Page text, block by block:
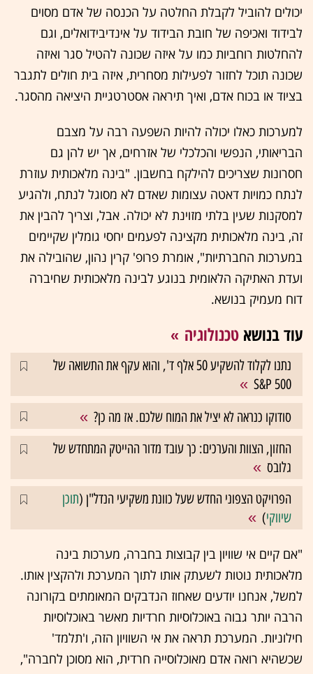
יכולים להוביל לקבלת החלטה על הכנסה של אדם מסוים
לבידוד ואכיפה של חובת הבידוד על אינדיבידואלים, וגם
להחלטות רוחביות כמו על איזה שכונה להטיל סגר ואיזה
שכונה תוכל לחזור לפעילות מסחרית, איזה בית חולים לתגבר
בציוד או בכוח אדם, ואיך תיראה אסטרטגיית היציאה מהסגר.
למערכות כאלו יכולה להיות השפעה רבה על מצבם
הבריאותי, הנפשי והכלכלי של אזרחים, אך יש להן גם
חסרונות שצריכים להילקח בחשבון. "בינה מלאכותית עוזרת
לנתח כמויות דאטה עצומות שאדם לא מסוגל לנתח, ולהגיע
למסקנות שעין בלתי מזוינת לא יכולה. אבל, וצריך להבין את
זה, בינה מלאכותית מקצינה לפעמים יחסי גומלין שקיימים
במערכות החברתיות", אומרת פרופ' קרין נהון, שהובילה את
ועדת האתיקה הלאומית בנוגע לבינה מלאכותית שחיברה
דוח מעמיק בנושא.
עוד בנושא טכנולוגיה
נתנו לקלוד להשקיע 50 אלף ד', והוא עקף את התשואה של
S&P 500
סודוקו כנראה לא יציל את המוח שלכם. אז מה כן?
החזון, הצוות והערכים: כך עובד מדור ההייטק המתחדש של
גלובס
הפרויקט הצפוני החדש שעל כוונת משקיעי הנדל"ן (תוכן
שיווקי)
"אם קיים אי שוויון בין קבוצות בחברה, מערכות בינה
מלאכותית נוטות לשעתק אותו לתוך המערכת ולהקצין אותו.
למשל, אנחנו יודעים שאחוז הנדבקים המאומתים בקורונה
הרבה יותר גבוה באוכלוסיות חרדיות מאשר באוכלוסיות
חילוניות. המערכת תראה את אי השוויון הזה, ו'תלמד'
שכשהיא רואה אדם מאוכלוסייה חרדית, הוא מסוכן לחברה",